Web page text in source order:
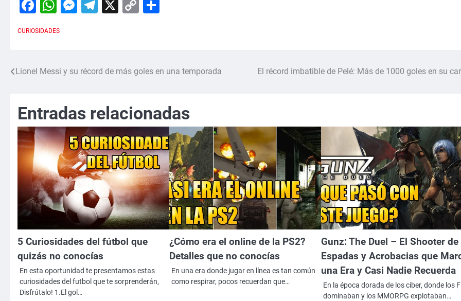
Facebook
WhatsApp
Messenger
Telegram
X
Copy
CURIOSIDADES
Navegación
entradas
Lionel Messi y su récord de más goles en una temporada El récord imbatible de Pelé: Más de 1000 goles en su
Entradas relacionadas
5 Curiosidades del fútbol que
quizás no conocías
En esta oportunidad te presentamos estas
curiosidades del futbol que te sorprenderán,
Disfrútalo! 1.El gol…
¿Cómo era el online de la PS2?
Detalles que no conocías
En una era donde jugar en línea es tan común
como respirar, pocos recuerdan que…
Gunz: The Duel – El Shooter de
Espadas y Acrobacias que
una Era y Casi Nadie Recuerda
En la época dorada de los ciber, donde los
dominaban y los MMORPG explotaban…